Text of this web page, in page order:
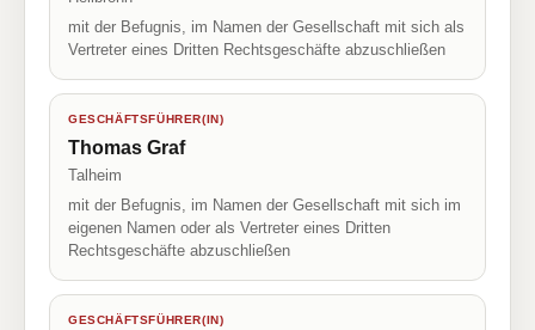
mit der Befugnis, im Namen der Gesellschaft mit sich als
Vertreter eines Dritten Rechtsgeschäfte abzuschließen
GESCHÄFTSFÜHRER(IN)
Thomas Graf
Talheim
mit der Befugnis, im Namen der Gesellschaft mit sich im
eigenen Namen oder als Vertreter eines Dritten
Rechtsgeschäfte abzuschließen
GESCHÄFTSFÜHRER(IN)